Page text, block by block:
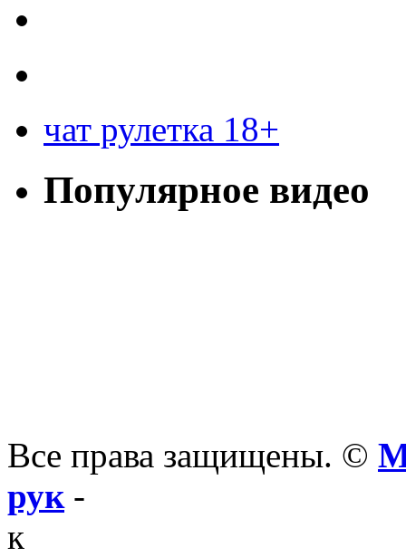
чат рулетка 18+
Популярное видео
Все права защищены. ©
рук-
к